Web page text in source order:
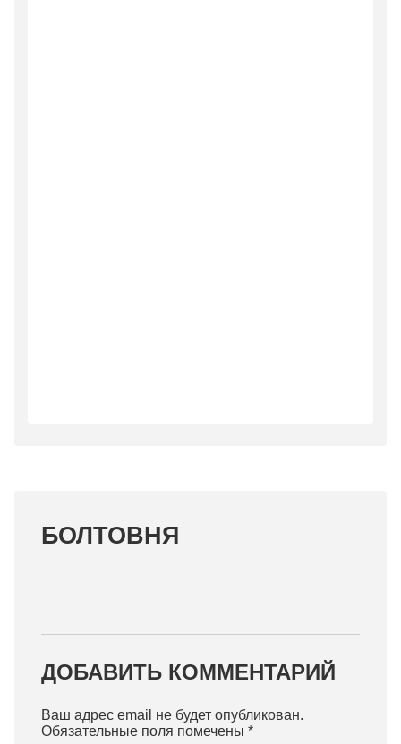
БОЛТОВНЯ
ДОБАВИТЬ КОММЕНТАРИЙ
Ваш адрес email не будет опубликован.
Обязательные поля помечены *